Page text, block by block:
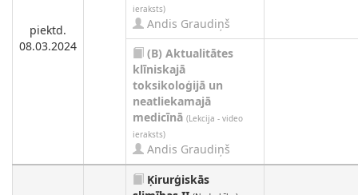
piektd.
08.03.2024
ieraksts)
Andis Graudiņš
(B) Aktualitātes
klīniskajā
toksikoloģijā un
neatliekamajā
medicīnā (Lekcija - video
ieraksts)
Andis Graudiņš
Ķirurģiskās